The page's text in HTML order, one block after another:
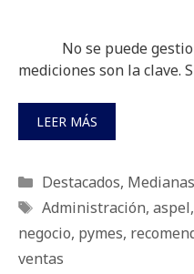
No se puede
mediciones son la clave.
LEER MÁS
Categorías
Destacados,
Etiquetas
Administración, aspel,
negocio, pymes,
ventas